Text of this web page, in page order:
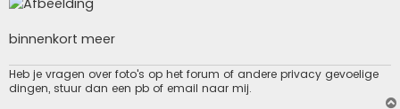
binnenkort meer
Heb je vragen over foto's op het forum of andere privacy gevoelige
dingen, stuur dan een pb of email naar mij.